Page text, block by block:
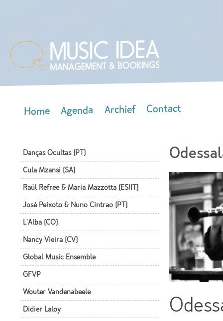
Home Agenda Archief Contact
Danças Ocultas (PT)
Cula Mzansi (SA)
Raül Refree & Maria Mazzotta (ES/IT)
José Peixoto & Nuno Cintrao (PT)
L'Alba (CO)
Nancy Vieira (CV)
Global Music Ensemble
GFVP
Wouter Vandenabeele
Didier Laloy